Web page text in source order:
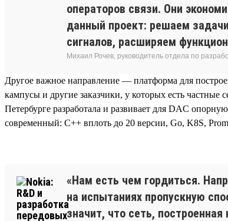
операторов связи. Они
данный проект: решаем
сигналов, расширяем
Михаил Рочев, руководитель отдела по
Другое важное направление — платформа для
кампусы и другие заказчики, у которых есть
Петербурге разработала и развивает для DAC
современный: С++ вплоть до 20 версии, Go, K8S,
«Нам есть чем гордиться.
на испытаниях пропускную
значит, что сеть,